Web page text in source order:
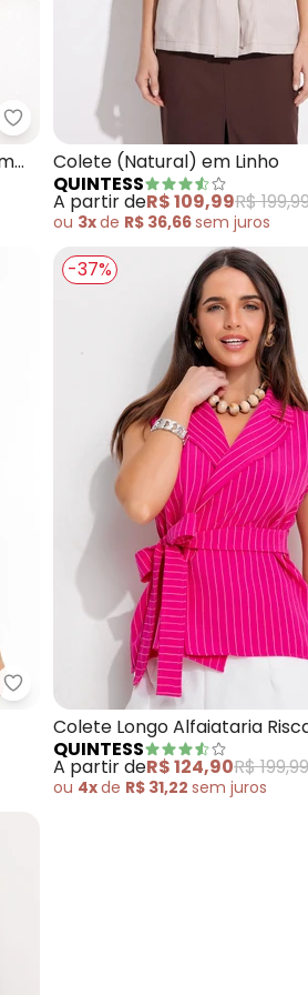
Quintess - Colete (Risca de Giz
Colete (Natural) em Linho
QUINTESS
A partir deR$ 109,99R$
ou 3xde R$ 36,66sem juros
Quintess - Colete (Azul Marinho)
-37%
Colete Longo Alfaiataria
Pink com Faixa para Amarrar
QUINTESS
A partir deR$ 124,90R$ 199,99
ou 4xde R$ 31,22 sem juros